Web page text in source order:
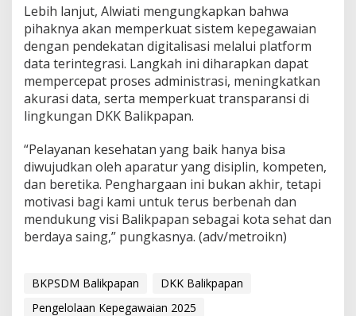
Lebih lanjut, Alwiati mengungkapkan bahwa
pihaknya akan memperkuat sistem kepegawaian
dengan pendekatan digitalisasi melalui platform
data terintegrasi. Langkah ini diharapkan dapat
mempercepat proses administrasi, meningkatkan
akurasi data, serta memperkuat transparansi di
lingkungan DKK Balikpapan.
“Pelayanan kesehatan yang baik hanya bisa
diwujudkan oleh aparatur yang disiplin, kompeten,
dan beretika. Penghargaan ini bukan akhir, tetapi
motivasi bagi kami untuk terus berbenah dan
mendukung visi Balikpapan sebagai kota sehat dan
berdaya saing,” pungkasnya. (adv/metroikn)
BKPSDM Balikpapan
DKK Balikpapan
Pengelolaan Kepegawaian 2025